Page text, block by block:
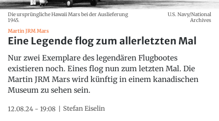
Die ursprüngliche Hawaii Mars bei der Auslieferung
1945.
U.S. Navy/National
Archives
Martin JRM Mars
Eine Legende flog zum allerletzten Mal
Nur zwei Exemplare des legendären Flugbootes
existieren noch. Eines flog nun zum letzten Mal. Die
Martin JRM Mars wird künftig in einem kanadischen
Museum zu sehen sein.
12.08.24 - 19:08 Stefan Eiselin